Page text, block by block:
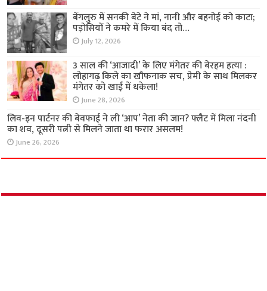
बेंगलुरु में सनकी बेटे ने मां, नानी और बहनोई को काटा;
पड़ोसियों ने कमरे में किया बंद तो…
July 12, 2026
3 साल की ‘आजादी’ के लिए मंगेतर की बेरहम हत्या :
लोहागढ़ किले का खौफनाक सच, प्रेमी के साथ मिलकर
मंगेतर को खाई में धकेला!
June 28, 2026
लिव-इन पार्टनर की बेवफाई ने ली ‘आप’ नेता की जान?
फ्लैट में मिला नंदनी का शव, दूसरी पत्नी से मिलने जाता